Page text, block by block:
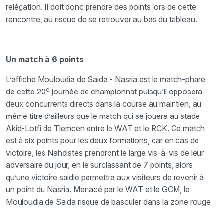
relégation. Il doit donc prendre des points lors de cette
rencontre, au risque de se retrouver au bas du tableau.
Un match à 6 points
L’affiche Mouloudia de Saida - Nasria est le match-phare
de cette 20e journée de championnat puisqu’il opposera
deux concurrents directs dans la course au maintien, au
même titre d’ailleurs que le match qui se jouera au stade
Akid-Lotfi de Tlemcen entre le WAT et le RCK. Ce match
est à six points pour les deux formations, car en cas de
victoire, les Nahdistes prendront le large vis-à-vis de leur
adversaire du jour, en le surclassant de 7 points, alors
qu’une victoire saidie permettra aux visiteurs de revenir à
un point du Nasria. Menacé par le WAT et le GCM, le
Mouloudia de Saida risque de basculer dans la zone rouge